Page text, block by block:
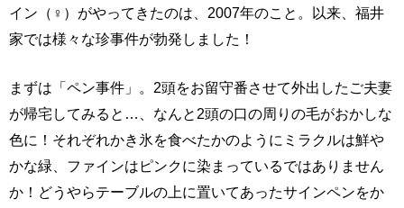
イン（♀）がやってきたのは、2007年のこと。以来、福井
家では様々な珍事件が勃発しました！
まずは「ペン事件」。2頭をお留守番させて外出したご夫妻
が帰宅してみると…、なんと2頭の口の周りの毛がおかしな
色に！それぞれかき氷を食べたかのようにミラクルは鮮や
かな緑、ファインはピンクに染まっているではありません
か！どうやらテーブルの上に置いてあったサインペンをか